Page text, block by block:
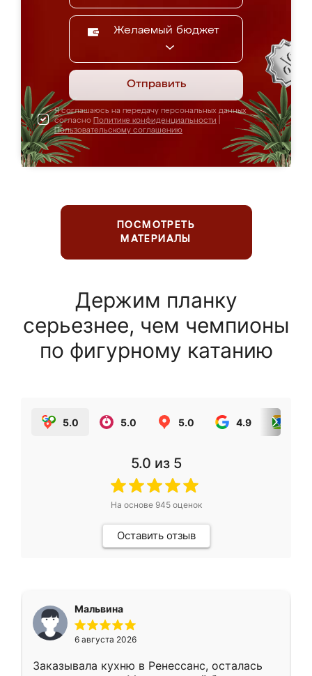
Желаемый бюджет
Отправить
Я соглашаюсь на передачу персональных данных
согласно Политике конфиденциальности
Пользовательскому соглашению
ПОСМОТРЕТЬ
МАТЕРИАЛЫ
Держим планку
серьезнее, чем чемпионы
по фигурному катанию
5.0 5.0 5.0 4.9
5.0 из 5
На основе 945оценок
Оставить отзыв
Мальвина
6 августа 2026
Заказывала кухню в Ренессанс, осталась